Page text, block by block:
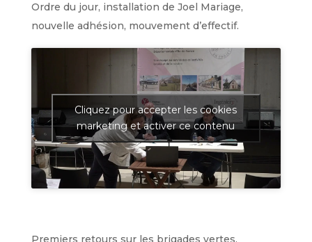
Ordre du jour, installation de Joel Mariage,
nouvelle adhésion, mouvement d’effectif.
Cliquez pour accepter les cookies
marketing et activer ce contenu
Premiers retours sur les brigades vertes.